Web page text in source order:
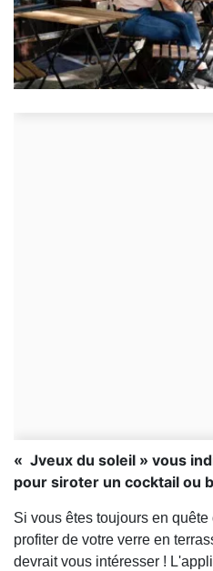
« Jveux du soleil » vous
pour siroter un cocktail ou
Si vous êtes toujours en
profiter de votre verre en
devrait vous intéresser !